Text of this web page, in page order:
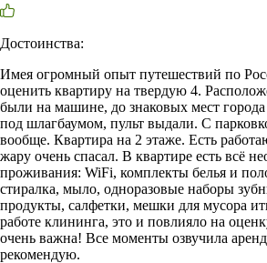
Достоинства:
Имея огромный опыт путешествий по
оценить квартиру на твердую 4.
были на машине, до знаковых мест города
под шлагбаумом, пульт выдали. С
вообще. Квартира на 2 этаже. Есть
жару очень спасал. В квартире есть всё
проживания: WiFi, комплекты белья и
стиралка, мыло, одноразовые наборы
продукты, салфетки, мешки для мусора
работе клининга, это и повлияло на
очень важна! Все моменты озвучила
рекомендую.